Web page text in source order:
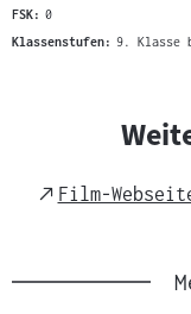
FSK: 0
Klassenstufen: 9. Klasse
External
Film-